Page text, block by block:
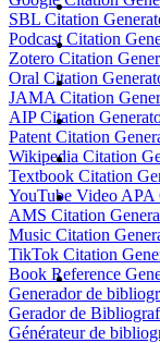
SBL Citation
Podcast Citation
Zotero Citation
Oral Citation
JAMA Citation
AIP Citation
Patent Citation
Wikipedia Citation
Textbook Citation
YouTube Video APA
AMS Citation
Music Citation
TikTok Citation
Book Reference
Generador de
Gerador de
Générateur de